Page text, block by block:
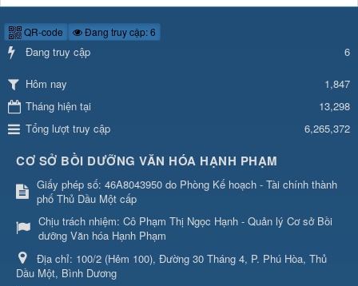
QR-code Đang truy cập: 6
Đang truy cập 6
Hôm nay
1,847
Tháng hiện tại
13,298
Tổng lượt truy cập
6,265,372
CƠ SỞ BỒI DƯỠNG VĂN HÓA HẠNH PHẠM
Giấy phép số: 46A8043950 do Phòng Kế hoạch - Tài chính thành
phố Thủ Dầu Một cấp
Chịu trách nhiệm: Cô Phạm Thị Ngọc Hạnh - Quản lý Cơ sở Bồi
dưỡng Văn hóa Hạnh Phạm
Địa chỉ: 100/2 (Hẻm 100), Đường 30 Tháng 4, P. Phú Hòa, Thủ
Dầu Một, Bình Dương